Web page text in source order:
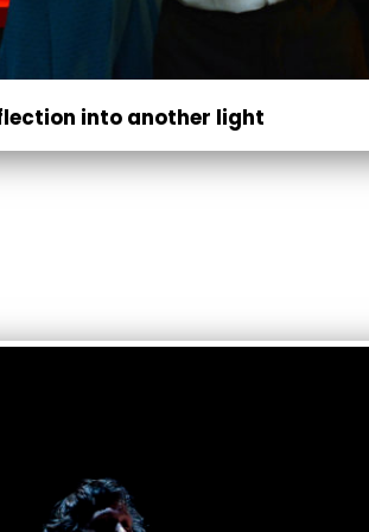
into another light